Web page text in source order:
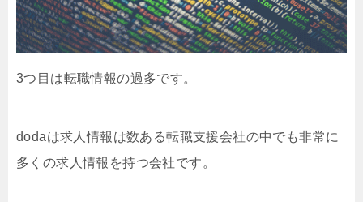
3つ目は転職情報の過多です。
dodaは求人情報は数ある転職支援会社の中でも非常に
多くの求人情報を持つ会社です。